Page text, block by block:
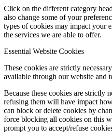
Click on the different category
also change some of your
types of cookies may impact your
the services we are able to offer.
Essential Website Cookies
These cookies are strictly
available through our website and
Because these cookies are strictly
refusing them will have impact
can block or delete cookies by
force blocking all cookies on this
prompt you to accept/refuse